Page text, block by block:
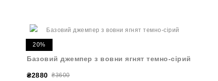
20%
Базовий джемпер з вовни ягнят темно-сірий
₴2880 ₴3600